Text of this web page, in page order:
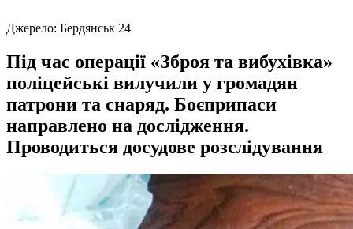
Джерело: Бердянськ 24
Під час операції «Зброя та вибухівка»
поліцейські вилучили у громадян
патрони та снаряд. Боєприпаси
направлено на дослідження.
Проводиться досудове розслідування